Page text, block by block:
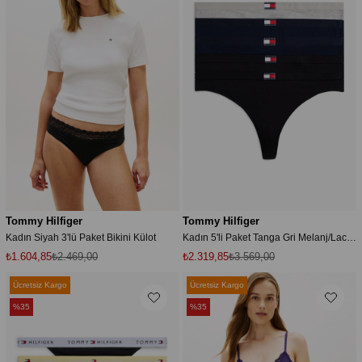
Tommy Hilfiger
Kadın Siyah 3'lü Paket Bikini Külot
₺1.604,85₺2.469,00
Tommy Hilfiger
Kadın 5'li Paket Tanga Gri Melanj/Lacivert/Siyah
₺2.319,85₺3.569,00
Ücretsiz Kargo
%35
Ücretsiz Kargo
%35